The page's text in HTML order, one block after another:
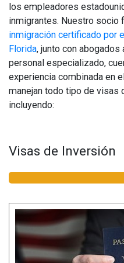
los empleadores
inmigrantes. Nuestro socio
inmigración certificado por
Florida, junto con
personal especializado,
experiencia combinada en
manejan todo tipo de visas
incluyendo:
Visas de Inversión